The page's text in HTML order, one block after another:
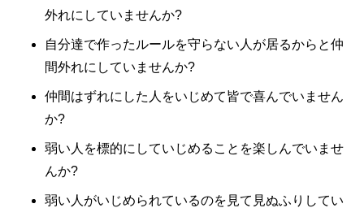
外れにしていませんか?
自分達で作ったルールを守らない人が居るからと仲
間外れにしていませんか?
仲間はずれにした人をいじめて皆で喜んでいません
か?
弱い人を標的にしていじめることを楽しんでいませ
んか?
弱い人がいじめられているのを見て見ぬふりしてい